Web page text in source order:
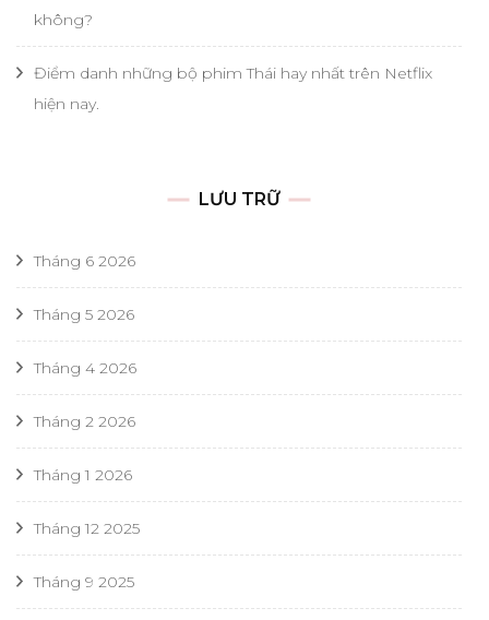
không?
Điểm danh những bộ phim Thái hay nhất trên Netflix
hiện nay.
LƯU TRỮ
Tháng 6 2026
Tháng 5 2026
Tháng 4 2026
Tháng 2 2026
Tháng 1 2026
Tháng 12 2025
Tháng 9 2025